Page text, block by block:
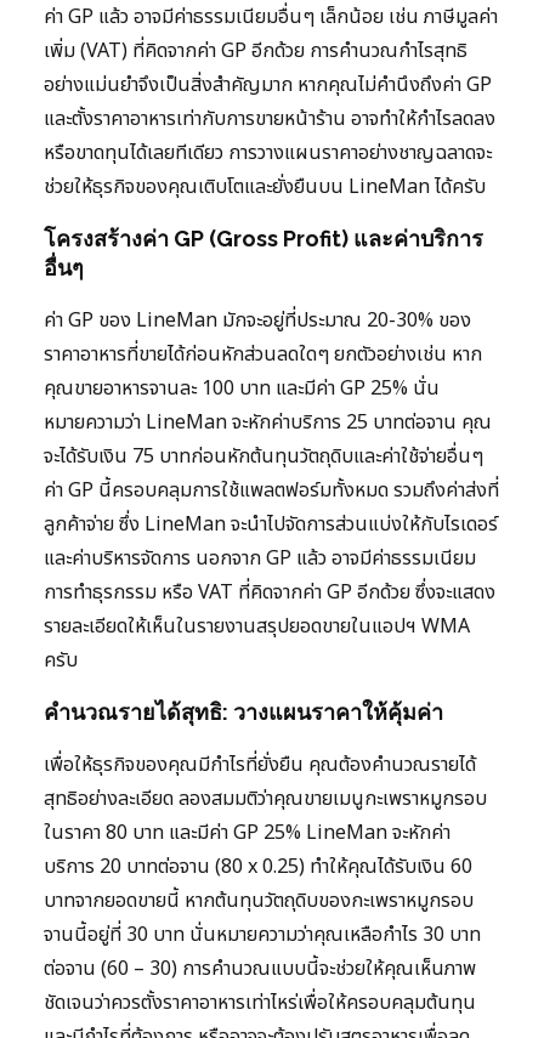
ค่า GP แล้ว อาจมีค่าธรรมเนียมอื่นๆ เล็กน้อย เช่น ภาษีมูลค่า
เพิ่ม (VAT) ที่คิดจากค่า GP อีกด้วย การคำนวณกำไรสุทธิ
อย่างแม่นยำจึงเป็นสิ่งสำคัญมาก หากคุณไม่คำนึงถึงค่า GP
และตั้งราคาอาหารเท่ากับการขายหน้าร้าน อาจทำให้กำไรลดลง
หรือขาดทุนได้เลยทีเดียว การวางแผนราคาอย่างชาญฉลาดจะ
ช่วยให้ธุรกิจของคุณเติบโตและยั่งยืนบน LineMan ได้ครับ
โครงสร้างค่า GP (Gross Profit) และค่าบริการ
อื่นๆ
ค่า GP ของ LineMan มักจะอยู่ที่ประมาณ 20-30% ของ
ราคาอาหารที่ขายได้ก่อนหักส่วนลดใดๆ ยกตัวอย่างเช่น หาก
คุณขายอาหารจานละ 100 บาท และมีค่า GP 25% นั่น
หมายความว่า LineMan จะหักค่าบริการ 25 บาทต่อจาน คุณ
จะได้รับเงิน 75 บาทก่อนหักต้นทุนวัตถุดิบและค่าใช้จ่ายอื่นๆ
ค่า GP นี้ครอบคลุมการใช้แพลตฟอร์มทั้งหมด รวมถึงค่าส่งที่
ลูกค้าจ่าย ซึ่ง LineMan จะนำไปจัดการส่วนแบ่งให้กับไรเดอร์
และค่าบริหารจัดการ นอกจาก GP แล้ว อาจมีค่าธรรมเนียม
การทำธุรกรรม หรือ VAT ที่คิดจากค่า GP อีกด้วย ซึ่งจะแสดง
รายละเอียดให้เห็นในรายงานสรุปยอดขายในแอปฯ WMA
ครับ
คำนวณรายได้สุทธิ: วางแผนราคาให้คุ้มค่า
เพื่อให้ธุรกิจของคุณมีกำไรที่ยั่งยืน คุณต้องคำนวณรายได้
สุทธิอย่างละเอียด ลองสมมติว่าคุณขายเมนูกะเพราหมูกรอบ
ในราคา 80 บาท และมีค่า GP 25% LineMan จะหักค่า
บริการ 20 บาทต่อจาน (80 x 0.25) ทำให้คุณได้รับเงิน 60
บาทจากยอดขายนี้ หากต้นทุนวัตถุดิบของกะเพราหมูกรอบ
จานนี้อยู่ที่ 30 บาท นั่นหมายความว่าคุณเหลือกำไร 30 บาท
ต่อจาน (60 – 30) การคำนวณแบบนี้จะช่วยให้คุณเห็นภาพ
ชัดเจนว่าควรตั้งราคาอาหารเท่าไหร่เพื่อให้ครอบคลุมต้นทุน